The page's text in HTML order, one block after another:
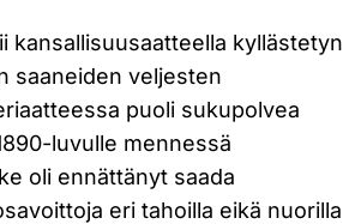
kansallisuusaatteella kyllästetyn
saaneiden veljesten
puoli sukupolvea
luvulle mennessä
oli ennättänyt saada
eri tahoilla eikä nuorilla